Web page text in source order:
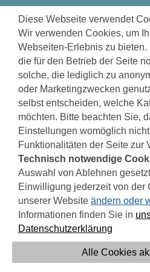
Diese Webseite verwendet
Wir verwenden Cookies, um
Webseiten-Erlebnis zu
die für den Betrieb der Seite
solche, die lediglich zu
oder Marketingzwecken
selbst entscheiden, welche
möchten. Bitte beachten Sie,
Einstellungen womöglich
Funktionalitäten der Seite zur
Technisch notwendige
Auswahl von Ablehnen
Einwilligung jederzeit von der
unserer Website ändern oder
Informationen finden Sie in
Datenschutzerklärung
Alle Cookies
zum
Seiteninhalt
springen
zur
Navigation
springen
zur
Fußzeile
springen
1. Datenschutz auf einem
Allgemeine Hinweise
Die folgenden Hinweise
Überblick darüber, was mit
personenbezogenen Daten
diese Website besuchen.
Daten sind alle Daten, mit
identifiziert werden können.
Informationen zum Thema